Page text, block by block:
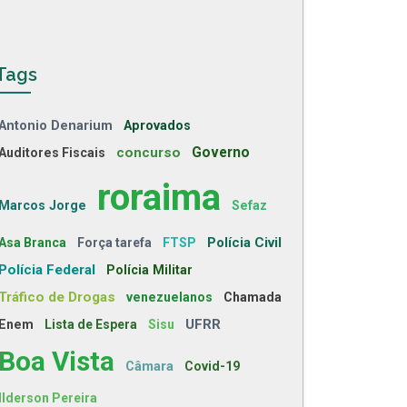
Denarium Aprovados
Fiscais concurso Governo
Marcos Jorge roraima Sefaz
Branca Força tarefa FTSP
Polícia Civil
Polícia Federal
Polícia Militar
de Drogas venezuelanos
Chamada
Enem
Lista de Espera Sisu UFRR
Boa Vista Câmara Covid-19
Ilderson Pereira